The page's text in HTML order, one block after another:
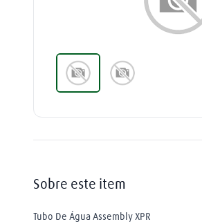
Sobre este item
Tubo De Água Assembly XPR
5º
6º
9º